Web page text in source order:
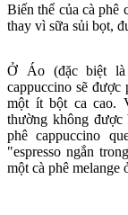
Biến thể của cà phê
thay vì sữa sủi bọt,
Ở Áo (đặc biệt là
cappuccino sẽ
một ít bột ca cao.
thường không được
phê cappuccino
"espresso ngắn
một cà phê melange